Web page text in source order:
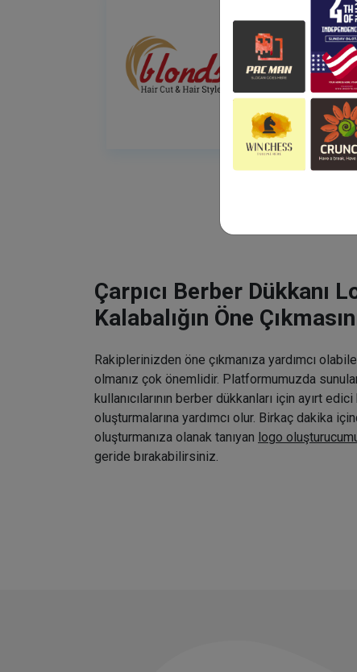
Çarpıcı Berber Dükkanı
Kalabalığın Öne
Rakiplerinizden öne çıkmanıza yardımcı
olmanız çok önemlidir. Platformumuzda
kullanıcılarının berber dükkanları için ayırt
oluşturmalarına yardımcı olur. Birkaç dakika
oluşturmanıza olanak tanıyan logo
geride bırakabilirsiniz.